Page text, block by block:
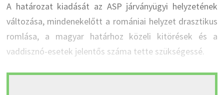
A határozat kiadását az ASP járványügyi helyzetének
változása, mindenekelőtt a romániai helyzet drasztikus
romlása, a magyar határhoz közeli kitörések és a
vaddisznó-esetek jelentős száma tette szükségessé.